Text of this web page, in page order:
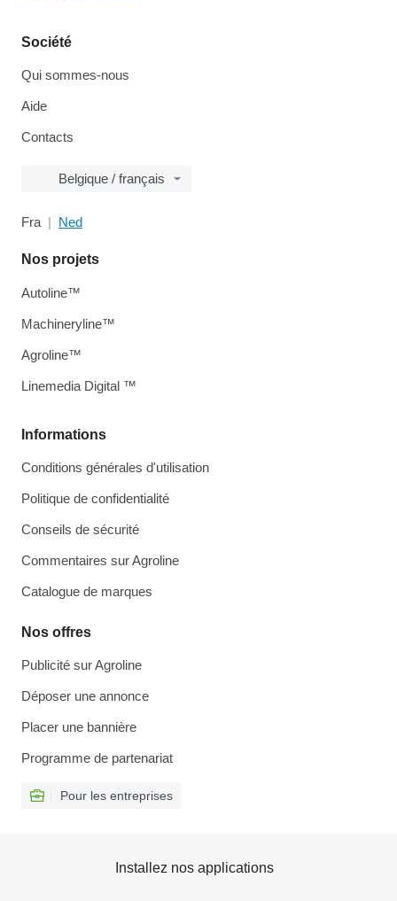
Société
Qui sommes-nous
Aide
Contacts
Belgique / français
Fra Ned
Informations
Conditions générales d'utilisation
Politique de confidentialité
Conseils de sécurité
Commentaires sur Agroline
Catalogue de marques
Nos offres
Publicité sur Agroline
Déposer une annonce
Placer une bannière
Programme de partenariat
Pour les entreprises
Nos projets
Autoline™
Machineryline™
Agroline™
Linemedia Digital ™
Installez nos applications